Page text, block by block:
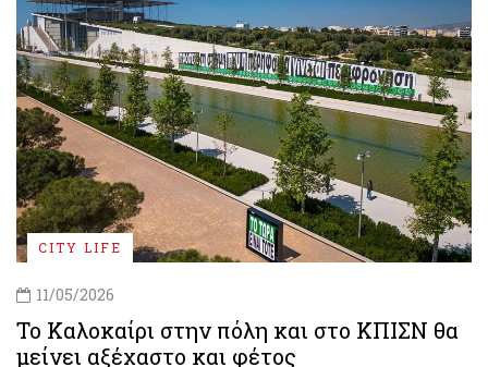
CITY LIFE
11/05/2026
To Καλοκαίρι στην πόλη και στο ΚΠΙΣΝ θα
μείνει αξέχαστο και φέτος